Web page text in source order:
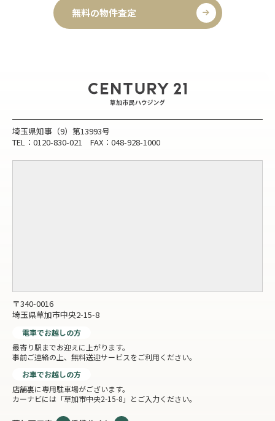
無料の物件査定
埼玉県知事（9）第13993号
TEL：0120-830-021 FAX：048-928-1000
〒340-0016
埼玉県草加市中央2-15-8
電車でお越しの方
最寄り駅までお迎えに上がります。
事前ご連絡の上、無料送迎サービスをご利用ください。
お車でお越しの方
店舗裏に専用駐車場がございます。
カーナビには「草加市中央2-15-8」とご入力ください。